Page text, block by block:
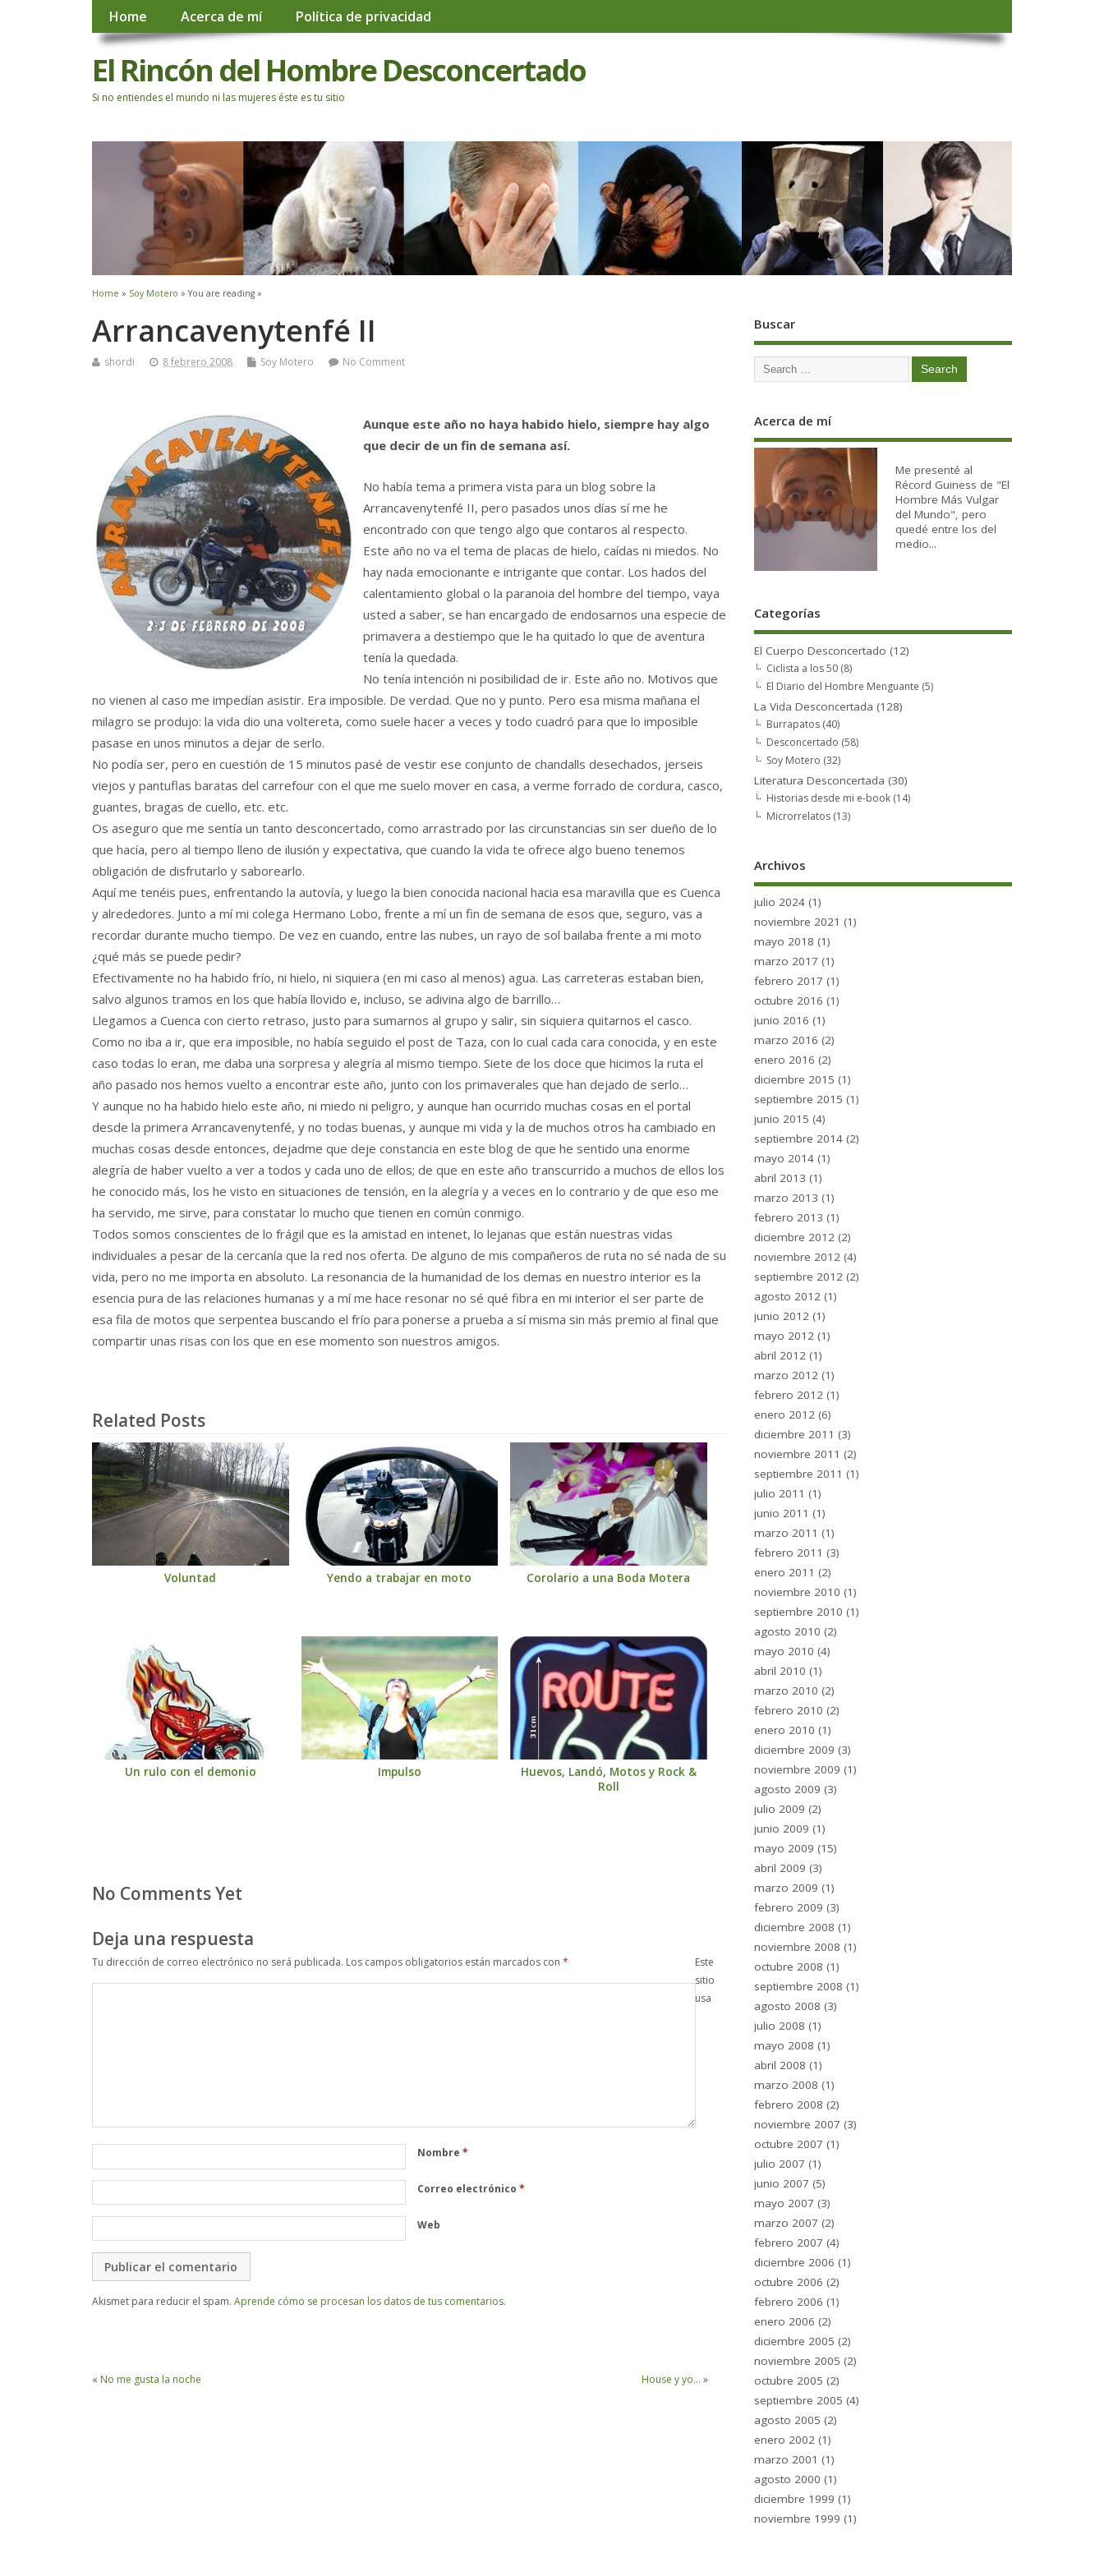
Home Acerca de mí Política de privacidad
El Rincón del Hombre Desconcertado
Si no entiendes el mundo ni las mujeres éste es tu sitio
Home » Soy Motero » You are reading »
Arrancavenytenfé II
shordi 8 febrero 2008 Soy Motero No Comment
Aunque este año no haya habido hielo, siempre hay algo
que decir de un fin de semana así.
No había tema a primera vista para un blog sobre la
Arrancavenytenfé II, pero pasados unos días sí me he
encontrado con que tengo algo que contaros al respecto.
Este año no va el tema de placas de hielo, caídas ni miedos. No
hay nada emocionante e intrigante que contar. Los hados del
calentamiento global o la paranoia del hombre del tiempo, vaya
usted a saber, se han encargado de endosarnos una especie de
primavera a destiempo que le ha quitado lo que de aventura
tenía la quedada.
No tenía intención ni posibilidad de ir. Este año no. Motivos que
no vienen al caso me impedían asistir. Era imposible. De verdad. Que no y punto. Pero esa misma mañana el
milagro se produjo: la vida dio una voltereta, como suele hacer a veces y todo cuadró para que lo imposible
pasase en unos minutos a dejar de serlo.
No podía ser, pero en cuestión de 15 minutos pasé de vestir ese conjunto de chandalls desechados, jerseis
viejos y pantuflas baratas del carrefour con el que me suelo mover en casa, a verme forrado de cordura, casco,
guantes, bragas de cuello, etc. etc.
Os aseguro que me sentía un tanto desconcertado, como arrastrado por las circunstancias sin ser dueño de lo
que hacía, pero al tiempo lleno de ilusión y expectativa, que cuando la vida te ofrece algo bueno tenemos
obligación de disfrutarlo y saborearlo.
Aquí me tenéis pues, enfrentando la autovía, y luego la bien conocida nacional hacia esa maravilla que es Cuenca
y alrededores. Junto a mí mi colega Hermano Lobo, frente a mí un fin de semana de esos que, seguro, vas a
recordar durante mucho tiempo. De vez en cuando, entre las nubes, un rayo de sol bailaba frente a mi moto
¿qué más se puede pedir?
Efectivamente no ha habido frío, ni hielo, ni siquiera (en mi caso al menos) agua. Las carreteras estaban bien,
salvo algunos tramos en los que había llovido e, incluso, se adivina algo de barrillo…
Llegamos a Cuenca con cierto retraso, justo para sumarnos al grupo y salir, sin siquiera quitarnos el casco.
Como no iba a ir, que era imposible, no había seguido el post de Taza, con lo cual cada cara conocida, y en este
caso todas lo eran, me daba una sorpresa y alegría al mismo tiempo. Siete de los doce que hicimos la ruta el
año pasado nos hemos vuelto a encontrar este año, junto con los primaverales que han dejado de serlo…
Y aunque no ha habido hielo este año, ni miedo ni peligro, y aunque han ocurrido muchas cosas en el portal
desde la primera Arrancavenytenfé, y no todas buenas, y aunque mi vida y la de muchos otros ha cambiado en
muchas cosas desde entonces, dejadme que deje constancia en este blog de que he sentido una enorme
alegría de haber vuelto a ver a todos y cada uno de ellos; de que en este año transcurrido a muchos de ellos los
he conocido más, los he visto en situaciones de tensión, en la alegría y a veces en lo contrario y de que eso me
ha servido, me sirve, para constatar lo mucho que tienen en común conmigo.
Todos somos conscientes de lo frágil que es la amistad en intenet, lo lejanas que están nuestras vidas
individuales a pesar de la cercanía que la red nos oferta. De alguno de mis compañeros de ruta no sé nada de su
vida, pero no me importa en absoluto. La resonancia de la humanidad de los demas en nuestro interior es la
esencia pura de las relaciones humanas y a mí me hace resonar no sé qué fibra en mi interior el ser parte de
esa fila de motos que serpentea buscando el frío para ponerse a prueba a sí misma sin más premio al final que
compartir unas risas con los que en ese momento son nuestros amigos.
Related Posts
Voluntad Yendo a trabajar en moto Corolario a una Boda Motera
Un rulo con el demonio Impulso
Huevos, Landó, Motos y Rock &
Roll
No Comments Yet
Deja una respuesta
Tu dirección de correo electrónico no será publicada. Los campos obligatorios están marcados con *
Nombre *
Correo electrónico *
Web
Este
sitio
usa
Akismet para reducir el spam. Aprende cómo se procesan los datos de tus comentarios.
« No me gusta la noche House y yo… »
Buscar
Acerca de mí
Me presenté al
Récord Guiness de "El
Hombre Más Vulgar
del Mundo", pero
quedé entre los del
medio...
Categorías
El Cuerpo Desconcertado (12)
Ciclista a los 50 (8)
El Diario del Hombre Menguante (5)
La Vida Desconcertada (128)
Burrapatos (40)
Desconcertado (58)
Soy Motero (32)
Literatura Desconcertada (30)
Historias desde mi e-book (14)
Microrrelatos (13)
Archivos
julio 2024 (1)
noviembre 2021 (1)
mayo 2018 (1)
marzo 2017 (1)
febrero 2017 (1)
octubre 2016 (1)
junio 2016 (1)
marzo 2016 (2)
enero 2016 (2)
diciembre 2015 (1)
septiembre 2015 (1)
junio 2015 (4)
septiembre 2014 (2)
mayo 2014 (1)
abril 2013 (1)
marzo 2013 (1)
febrero 2013 (1)
diciembre 2012 (2)
noviembre 2012 (4)
septiembre 2012 (2)
agosto 2012 (1)
junio 2012 (1)
mayo 2012 (1)
abril 2012 (1)
marzo 2012 (1)
febrero 2012 (1)
enero 2012 (6)
diciembre 2011 (3)
noviembre 2011 (2)
septiembre 2011 (1)
julio 2011 (1)
junio 2011 (1)
marzo 2011 (1)
febrero 2011 (3)
enero 2011 (2)
noviembre 2010 (1)
septiembre 2010 (1)
agosto 2010 (2)
mayo 2010 (4)
abril 2010 (1)
marzo 2010 (2)
febrero 2010 (2)
enero 2010 (1)
diciembre 2009 (3)
noviembre 2009 (1)
agosto 2009 (3)
julio 2009 (2)
junio 2009 (1)
mayo 2009 (15)
abril 2009 (3)
marzo 2009 (1)
febrero 2009 (3)
diciembre 2008 (1)
noviembre 2008 (1)
octubre 2008 (1)
septiembre 2008 (1)
agosto 2008 (3)
julio 2008 (1)
mayo 2008 (1)
abril 2008 (1)
marzo 2008 (1)
febrero 2008 (2)
noviembre 2007 (3)
octubre 2007 (1)
julio 2007 (1)
junio 2007 (5)
mayo 2007 (3)
marzo 2007 (2)
febrero 2007 (4)
diciembre 2006 (1)
octubre 2006 (2)
febrero 2006 (1)
enero 2006 (2)
diciembre 2005 (2)
noviembre 2005 (2)
octubre 2005 (2)
septiembre 2005 (4)
agosto 2005 (2)
enero 2002 (1)
marzo 2001 (1)
agosto 2000 (1)
diciembre 1999 (1)
noviembre 1999 (1)